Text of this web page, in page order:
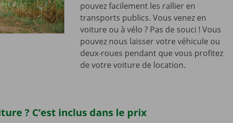
pouvez facilement les rallier en
transports publics. Vous venez en
voiture ou à vélo ? Pas de souci ! Vous
pouvez nous laisser votre véhicule ou
deux-roues pendant que vous profitez
de votre voiture de location.
? C’est inclus dans le prix